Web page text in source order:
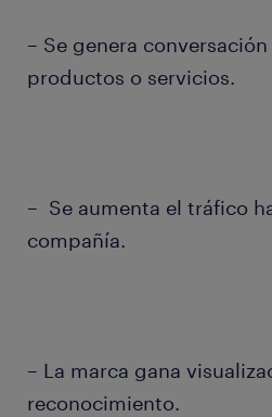
– Se genera
productos o servicios.
– Se aumenta el tráfico
compañía.
– La marca gana
reconocimiento.